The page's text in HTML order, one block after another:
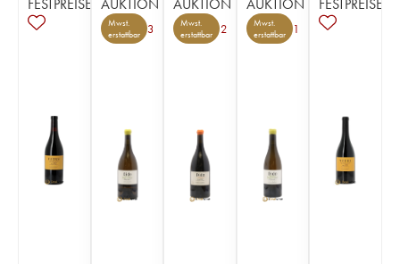
FESTPREISE AUKTION
Mwst.
erstattbar
3
AUKTION
Mwst.
erstattbar
2
AUKTION
Mwst.
erstattbar
1
FESTPREISE